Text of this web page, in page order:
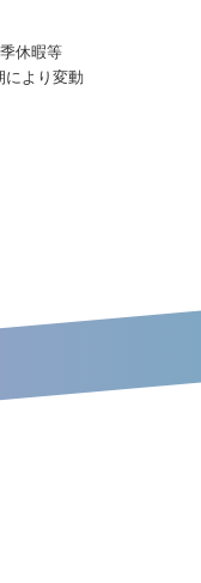
休暇等
により変動